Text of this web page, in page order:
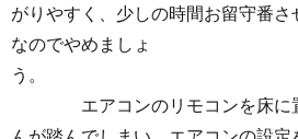
がりやすく、少しの時間お留守番
なのでやめましょ
う
エアコンのリモコンを床に置